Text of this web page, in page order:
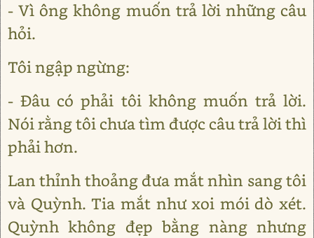
- Vì ông không muốn trả lời những câu
hỏi.
Tôi ngập ngừng:
- Đâu có phải tôi không muốn trả lời.
Nói rằng tôi chưa tìm được câu trả lời thì
phải hơn.
Lan thỉnh thoảng đưa mắt nhìn sang tôi
và Quỳnh. Tia mắt như xoi mói dò xét.
Quỳnh không đẹp bằng nàng nhưng